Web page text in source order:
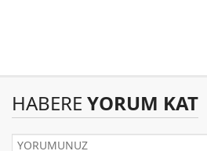
HABERE YORUM KAT